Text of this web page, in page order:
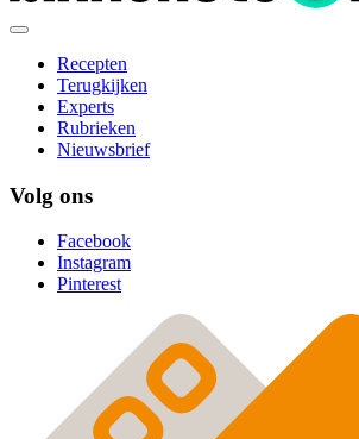
Recepten
Terugkijken
Experts
Rubrieken
Nieuwsbrief
Volg ons
Facebook
Instagram
Pinterest